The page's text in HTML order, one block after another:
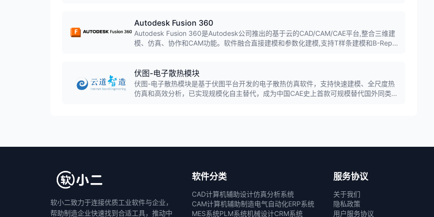
Autodesk Fusion 360
Autodesk Fusion 360是Autodesk公司推出的基于云的CAD/CAM/CAE平台,整合三维建
模、仿真、协作和CAM功能。软件融合直接建模和参数化建模,支持T样条建模和B-Rep建
伏图-电子散热模块
伏图-电子散热模块是基于伏图平台开发的电子散热仿真软件，支持快速建模、全尺度热
仿真和高效分析，已实现规模化自主替代，成为中国CAE史上首款可规模替代国外同类工
软小二致力于连接优质工业软件与企业，
帮助制造企业快速找到合适工具，推动中
软件分类
CAD计算机辅助设计仿真分析系统
CAM计算机辅助制造电气自动化ERP系统
MES系统PLM系统机械设计CRM系统
服务协议
关于我们
隐私政策
用户服务协议